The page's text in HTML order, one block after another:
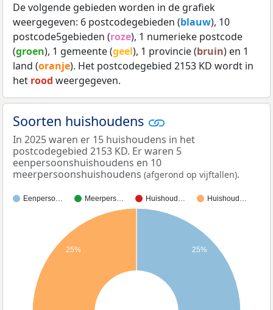
De volgende gebieden worden in de grafiek
weergegeven: 6 postcodegebieden (blauw), 10
postcode5gebieden (roze), 1 numerieke postcode
(groen), 1 gemeente (geel), 1 provincie (bruin) en 1
land (oranje). Het postcodegebied 2153 KD wordt in
het rood weergegeven.
Soorten huishoudens
In 2025 waren er 15 huishoudens in het
postcodegebied 2153 KD. Er waren 5
eenpersoonshuishoudens en 10
meerpersoonshuishoudens (afgerond op vijftallen).
Eenperso… Meerpers… Huishoud… Huishoud…
25%
25%